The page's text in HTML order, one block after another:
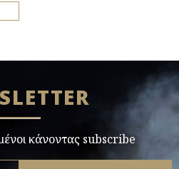
κάνοντας subscribe